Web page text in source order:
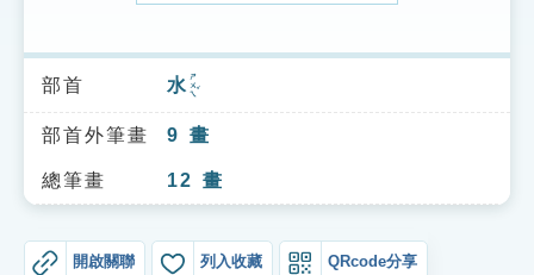
索引選單
知識索引
單字索引
部首 水 ㄕㄨㄟˇ
部首外筆畫 9 畫
總筆畫 12 畫
開啟關聯 列入收藏 QRcode分享